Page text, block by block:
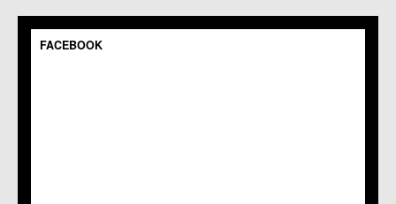
C.M. Gea y Truyols
FACEBOOK